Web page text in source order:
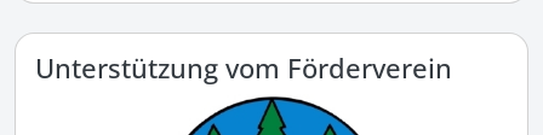
Unterstützung vom Förderverein